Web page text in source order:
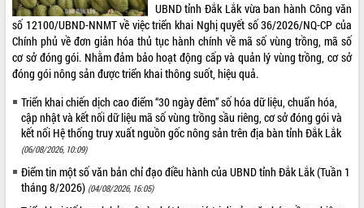
Lễ truy tặng danh hiệu “Bà Mẹ Việt Nam Anh
hùng” và trao Huân chương Lao động
UBND tỉnh Đắk Lắk triển khai nhiệm vụ 6 tháng
cuối năm 2026
Kỳ họp thứ Hai, Hội đồng nhân dân tỉnh khóa XI
quyết nghị nhiều nội dung quan trọng
Bí thư Tỉnh ủy Lương Nguyễn Minh Triết thăm,
tặng quà người có công với cách mạng
Rà soát, hoàn thiện hệ thống thiết chế văn hóa,
thể thao đáp ứng yêu cầu phát triển mới
Thường trực HĐND tỉnh Đắk Lắk gặp mặt Đoàn
ALBUM ẢNH
UBND tỉnh Đắk Lắk vừa ban hành Công văn
số 12100/UBND-NNMT về việc triển khai Nghị quyết số 36/2026/NQ-CP của
Chính phủ về đơn giản hóa thủ tục hành chính về mã số vùng trồng, mã số
cơ sở đóng gói. Nhằm đảm bảo hoạt động cấp và quản lý vùng trồng, cơ sở
đóng gói nông sản được triển khai thông suốt, hiệu quả.
Triển khai chiến dịch cao điểm “30 ngày đêm” số hóa dữ liệu, chuẩn hóa,
cập nhật và kết nối dữ liệu mã số vùng trồng sầu riêng, cơ sở đóng gói và
kết nối Hệ thống truy xuất nguồn gốc nông sản trên địa bàn tỉnh Đắk Lắk
(06/08/2026, 10:09)
Điểm tin một số văn bản chỉ đạo điều hành của UBND tỉnh Đắk Lắk (Tuần 1
tháng 8/2026) (04/08/2026, 16:05)